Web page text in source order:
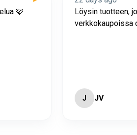
🩷
Löysin tuotteen,
verkkokaupoissa
J JV